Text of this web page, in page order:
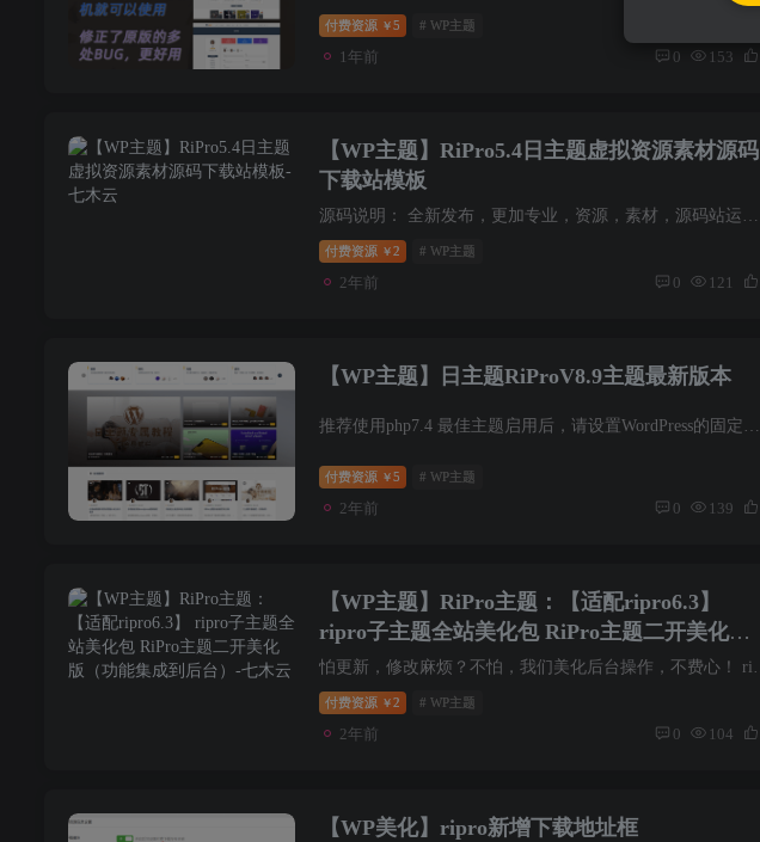
付费资源 ￥5 # WP主题
1年前 0 153
【WP主题】RiPro5.4日主题虚拟资源素材源码
下载站模板
付费资源 ￥2 # WP主题
2年前 0 121
【WP主题】日主题RiProV8.9主题最新版本
推荐使用php7.4 最佳主题启用后，请设置WordPress的固定链接和伪静态规则，否则个别页面会出现404错误 1：宝塔面板请在网站管理–设置–伪静态–选择wordpress–保存2：然后到WP后台设置–固定...
付费资源 ￥5 # WP主题
2年前 0 139
【WP主题】RiPro主题：【适配ripro6.3】
ripro子主题全站美化包 RiPro主题二开美化版
（功能集成到后台）
付费资源 ￥2 # WP主题
2年前 0 104
【WP美化】ripro新增下载地址框